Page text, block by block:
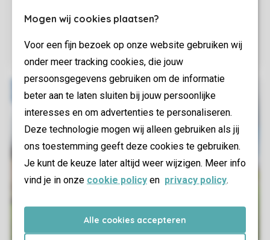
Mogen wij cookies plaatsen?
Voor een fijn bezoek op onze website gebruiken wij
onder meer tracking cookies, die jouw
persoonsgegevens gebruiken om de informatie
beter aan te laten sluiten bij jouw persoonlijke
interesses en om advertenties te personaliseren.
Deze technologie mogen wij alleen gebruiken als jij
ons toestemming geeft deze cookies te gebruiken.
Je kunt de keuze later altijd weer wijzigen. Meer info
vind je in onze cookie policy en privacy policy.
Alle cookies accepteren